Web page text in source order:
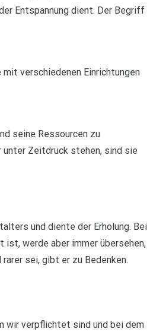
Entspannung dient. Der Begriff
verschiedenen Einrichtungen
seine Ressourcen zu
unter Zeitdruck stehen, sind sie
und diente der Erholung. Bei
werde aber immer übersehen,
sei, gibt er zu Bedenken.
wir verpflichtet sind und bei dem